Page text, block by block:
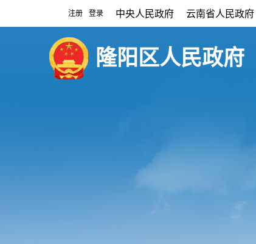
注册 登录 中央人民政府 云南省人民政府
隆阳区人民政府